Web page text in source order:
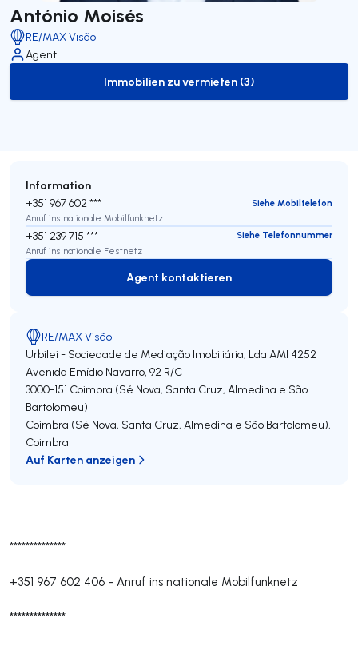
António Moisés
RE/MAX Visão
Agent
to-rent-listing
Immobilien zu vermieten (3)
**************
+351 967 602 406 - Anruf ins nationale Mobilfunknetz
**************
Information
+351 967 602 ***
Siehe Mobiltelefon
Anruf ins nationale Mobilfunknetz
+351 239 715 ***
Siehe Telefonnummer
Anruf ins nationale Festnetz
Agent kontaktieren
Agent kontaktieren
RE/MAX Visão
Urbilei - Sociedade de Mediação Imobiliária, Lda AMI 4252
Avenida Emídio Navarro, 92 R/C
3000-151 Coimbra (Sé Nova, Santa Cruz, Almedina e São
Bartolomeu)
Coimbra (Sé Nova, Santa Cruz, Almedina e São Bartolomeu),
Coimbra
Auf Karten anzeigen